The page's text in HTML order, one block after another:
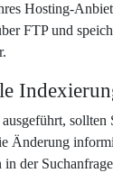
Hosting-
FTP und
sollten
Änderung
der